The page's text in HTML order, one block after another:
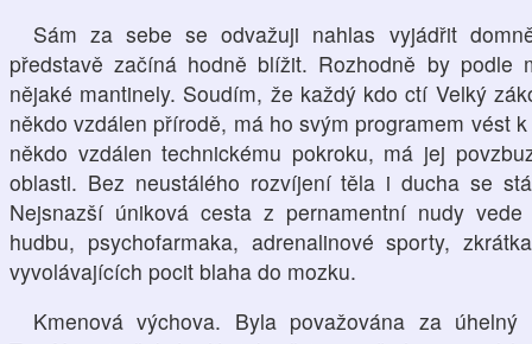
Sám za sebe se odvažuji nahlas vyjádřit
představě začíná hodně blížit. Rozhodně by podle
nějaké mantinely. Soudím, že každý kdo ctí Velký
někdo vzdálen přírodě, má ho svým programem vést
někdo vzdálen technickému pokroku, má jej
oblasti. Bez neustálého rozvíjení těla i ducha se
Nejsnazší úniková cesta z pernamentní nudy
hudbu, psychofarmaka, adrenalinové sporty,
vyvolávajících pocit blaha do mozku.
Kmenová výchova. Byla považována za úhelný